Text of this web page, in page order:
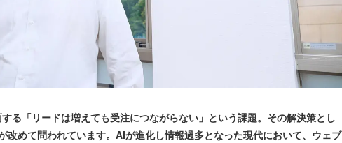
る「リードは増えても受注につながらない」という課題。その解決策とし
改めて問われています。AIが進化し情報過多となった現代において、ウェブ